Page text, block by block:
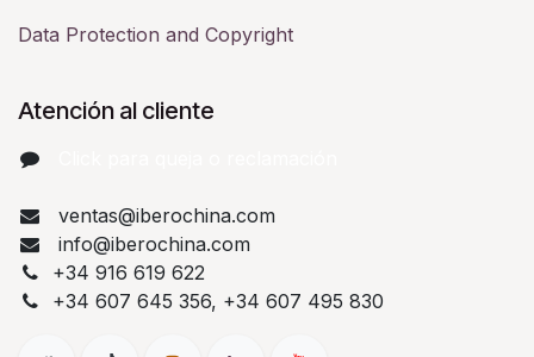
Data Protection and Copyright
Atención al cliente
ventas@iberochina.com
info@iberochina.com
+34 916 619 622
+34 607 645 356, +34 607 495 830